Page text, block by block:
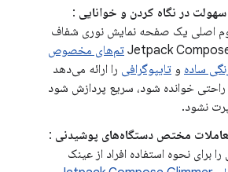
در نگاه کردن و خوانایی :
اصلی یک صفحه نمایش نوری شفاف
تم‌های مخصوص
ساده و تایپوگرافی را ارائه می‌دهد
راحتی خوانده شود، سریع پردازش شود
نشود.
مختص دستگاه‌های پوشیدنی :
برای نحوه استفاده افراد از عینک